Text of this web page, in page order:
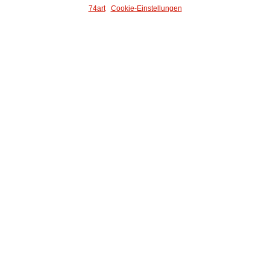
74art
Cookie-Einstellungen